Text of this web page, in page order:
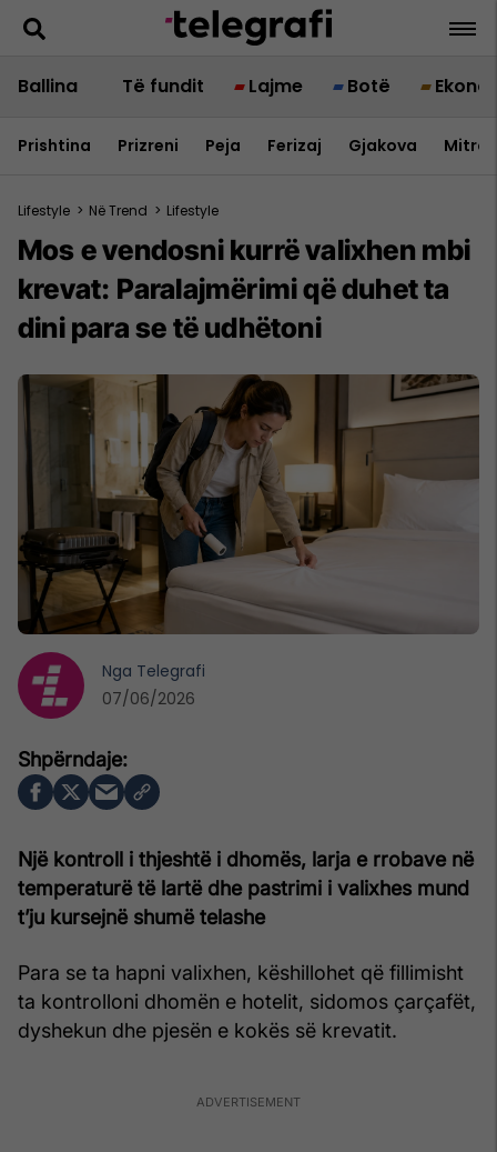
Ballina Të fundit Lajme Botë
Prishtina Prizreni Peja Ferizaj Gjakova
Lifestyle > Në Trend > Lifestyle
Mos e vendosni kurrë valixhen mbi
krevat: Paralajmërimi që duhet ta
dini para se të udhëtoni
Një kontroll i thjeshtë i dhomës, larja e rrobave në
temperaturë të lartë dhe pastrimi i valixhes mund
t’ju kursejnë shumë telashe
Para se ta hapni valixhen, këshillohet që fillimisht
ta kontrolloni dhomën e hotelit, sidomos çarçafët,
dyshekun dhe pjesën e kokës së krevatit.
Nga Telegrafi
07/06/2026